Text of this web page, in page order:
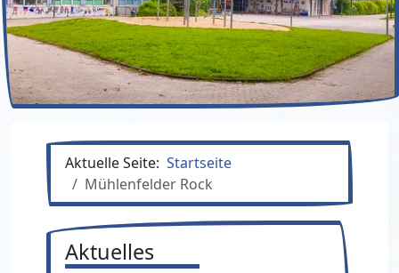
Aktuelle Seite: Startseite
Mühlenfelder Rock
Aktuelles